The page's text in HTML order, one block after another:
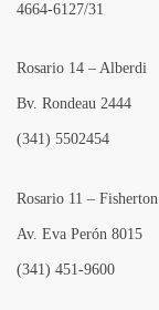
4664-6127/31
Rosario 14 – Alberdi
Bv. Rondeau 2444
(341) 5502454
Rosario 11 – Fisherton
Av. Eva Perón 8015
(341) 451-9600